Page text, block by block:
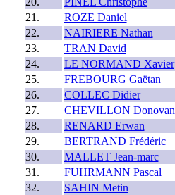
21.
ROZE Daniel
22.
NAIRIERE Nathan
23.
TRAN David
24.
LE NORMAND Xavier
25.
FREBOURG Gaëtan
26.
COLLEC Didier
27.
CHEVILLON Donovan
28.
RENARD Erwan
29.
BERTRAND Frédéric
30.
MALLET Jean-marc
31.
FUHRMANN Pascal
32.
SAHIN Metin